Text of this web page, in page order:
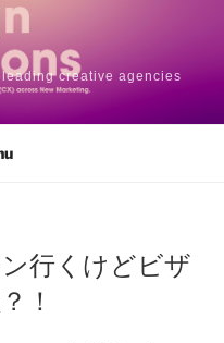
creative agencies
行くけどビザ
！